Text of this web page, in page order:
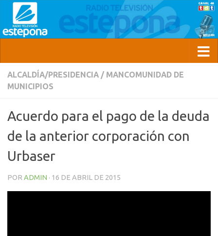
ALCALDÍA/PRESIDENCIA / MANCOMUNIDAD DE
MUNICIPIOS
Acuerdo para el pago de la deuda
de la anterior corporación con
Urbaser
POR ADMIN · 16 DE ABRIL DE 2015